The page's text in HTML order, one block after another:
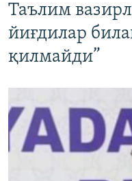
Таълим
йиғдилар
қилмайди”